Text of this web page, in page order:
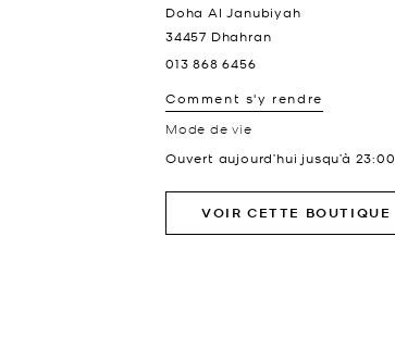
Doha Al Janubiyah
34457 Dhahran
013 868 6456
Comment s'y rendre
Mode de vie
Ouvert aujourd’hui jusqu’à 23:00
VOIR CETTE BOUTIQUE